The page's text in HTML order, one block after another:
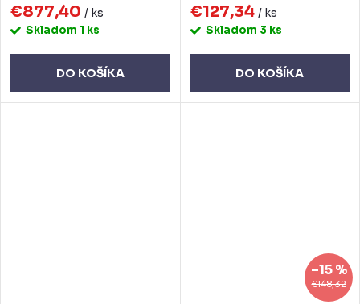
€877,40 / ks
Skladom 1 ks
DO KOŠÍKA
€127,34 / ks
Skladom 3 ks
DO KOŠÍKA
€148,32
–15 %